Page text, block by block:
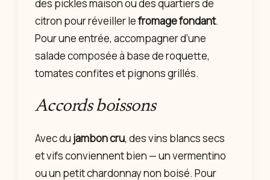
des pickles maison ou des quartiers de
citron pour réveiller lefromage fondant.
Pour une entrée, accompagner d’une
salade composée à base de roquette,
tomates confites et pignons grillés.
Accords boissons
Avec du jambon cru, des vins blancs secs
et vifs conviennent bien — un vermentino
ou un petit chardonnay non boisé. Pour